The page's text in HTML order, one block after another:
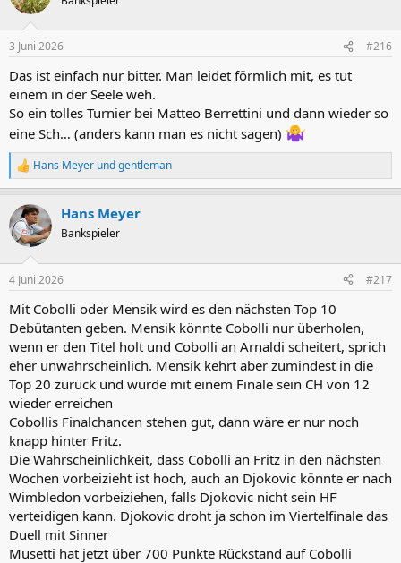
i
e
:
3 Juni 2026 #216
Das ist einfach nur bitter. Man leidet förmlich mit, es tut
einem in der Seele weh.
So ein tolles Turnier bei Matteo Berrettini und dann wieder so
eine Sch… (anders kann man es nicht sagen)
R
e
k
t
i
e
:
Hans Meyer undgentleman
Hans Meyer
Bankspieler
4 Juni 2026 #217
Mit Cobolli oder Mensik wird es den nächsten Top 10
Debütanten geben. Mensik könnte Cobolli nur überholen,
wenn er den Titel holt und Cobolli an Arnaldi scheitert, sprich
eher unwahrscheinlich. Mensik kehrt aber zumindest in die
Top 20 zurück und würde mit einem Finale sein CH von 12
wieder erreichen
Cobollis Finalchancen stehen gut, dann wäre er nur noch
knapp hinter Fritz.
Die Wahrscheinlichkeit, dass Cobolli an Fritz in den nächsten
Wochen vorbeizieht ist hoch, auch an Djokovic könnte er nach
Wimbledon vorbeiziehen, falls Djokovic nicht sein HF
verteidigen kann. Djokovic droht ja schon im Viertelfinale das
Duell mit Sinner
Musetti hat jetzt über 700 Punkte Rückstand auf Cobolli